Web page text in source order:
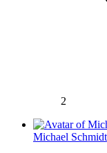
2
Michael Schmidt